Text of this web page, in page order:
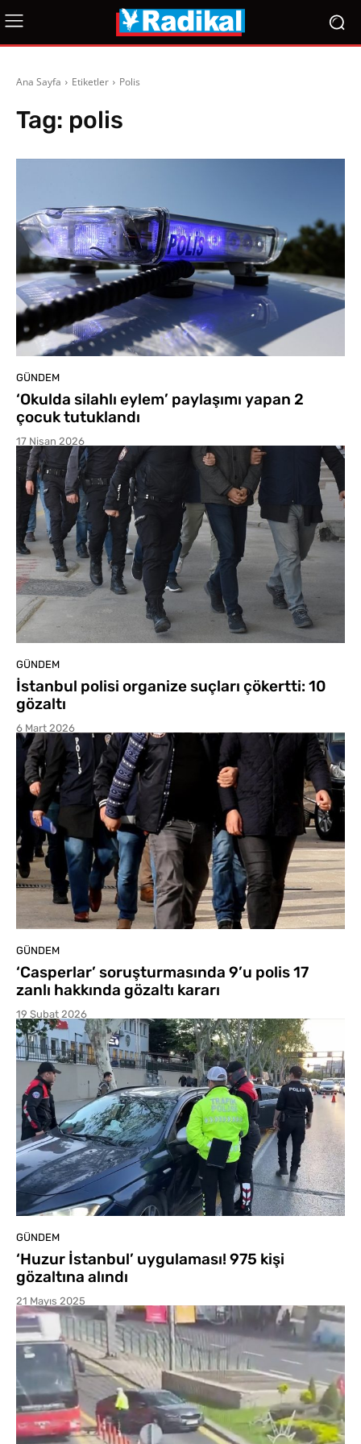
Ana Sayfa Etiketler Polis
Tag: polis
GÜNDEM
‘Okulda silahlı eylem’ paylaşımı yapan 2
çocuk tutuklandı
17 Nisan 2026
GÜNDEM
İstanbul polisi organize suçları çökertti: 10
gözaltı
6 Mart 2026
GÜNDEM
‘Casperlar’ soruşturmasında 9’u polis 17
zanlı hakkında gözaltı kararı
19 Şubat 2026
GÜNDEM
‘Huzur İstanbul’ uygulaması! 975 kişi
gözaltına alındı
21 Mayıs 2025